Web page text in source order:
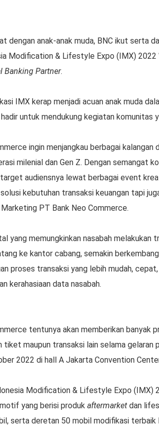
dengan anak-anak muda, BNC ikut serta
Modification & Lifestyle Expo (IMX) 2022
Banking Partner.
IMX kerap menjadi acuan anak muda
untuk mendukung kegiatan komunitas
ingin menjangkau berbagai kalangan
milenial dan Gen Z. Dengan semangat
audiensnya lewat berbagai event
kebutuhan transaksi keuangan tapi
PT Bank Neo Commerce.
yang memungkinkan nasabah melakukan
ke kantor cabang, semakin
proses transaksi yang lebih mudah,
kerahasiaan data nasabah.
tentunya akan memberikan banyak
tiket maupun transaksi lain selama gelaran
2022 di hall A Jakarta Convention
Modification & Lifestyle Expo (IMX)
yang berisi produk aftermarket dan
serta deretan 50 mobil modifikasi terbaik